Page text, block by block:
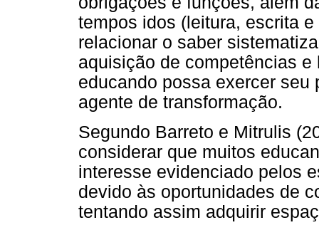
tempos idos (leitura, escrita
relacionar o saber
aquisição de competências
educando possa exercer
agente de transformação.
Segundo Barreto e Mitrulis
considerar que muitos
interesse evidenciado pelos
devido às oportunidades de
tentando assim adquirir